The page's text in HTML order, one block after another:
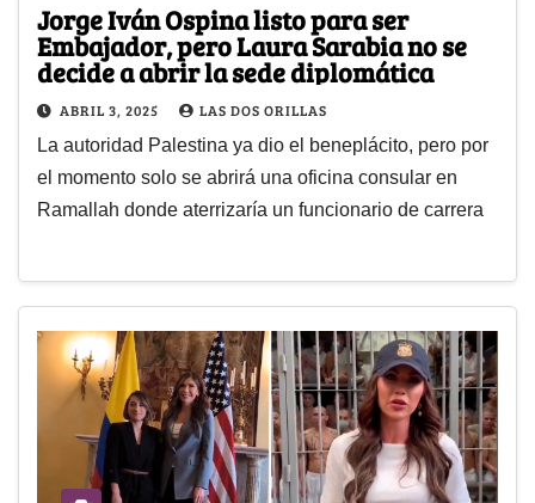
Jorge Iván Ospina listo para ser
Embajador, pero Laura Sarabia no se
decide a abrir la sede diplomática
ABRIL 3, 2025 LAS DOS ORILLAS
La autoridad Palestina ya dio el beneplácito, pero por
el momento solo se abrirá una oficina consular en
Ramallah donde aterrizaría un funcionario de carrera